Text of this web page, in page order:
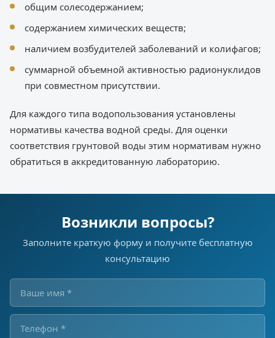
общим солесодержанием;
содержанием химических веществ;
наличием возбудителей заболеваний и колифагов;
суммарной объемной активностью радионуклидов
при совместном присутствии.
Для каждого типа водопользования установлены
нормативы качества водной среды. Для оценки
соответствия грунтовой воды этим нормативам нужно
обратиться в аккредитованную лабораторию.
Возникли вопросы?
Заполните краткую форму и получите бесплатную
консультацию